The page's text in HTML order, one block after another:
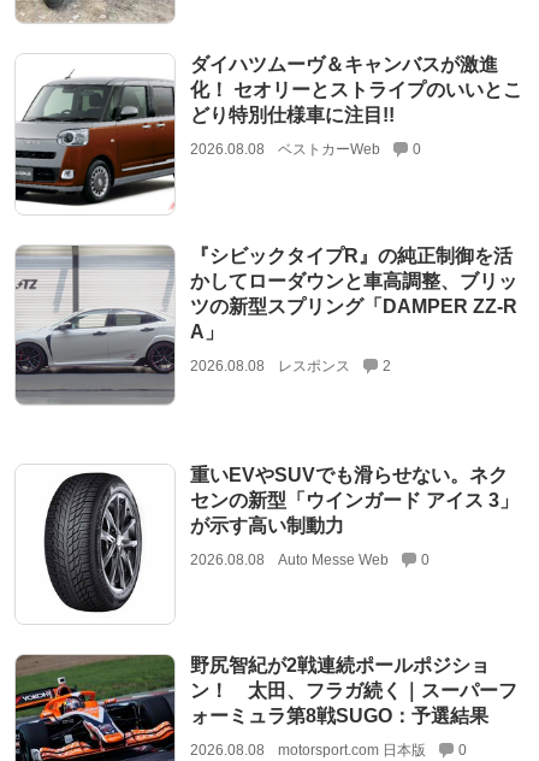
ダイハツムーヴ＆キャンバスが激進
化！ セオリーとストライプのいいとこ
どり特別仕様車に注目!!
2026.08.08 ベストカーWeb 0
『シビックタイプR』の純正制御を活
かしてローダウンと車高調整、ブリッ
ツの新型スプリング「DAMPER ZZ-R
A」
2026.08.08 レスポンス 2
重いEVやSUVでも滑らせない。ネク
センの新型「ウインガード アイス 3」
が示す高い制動力
2026.08.08 Auto Messe Web 0
野尻智紀が2戦連続ポールポジショ
ン！ 太田、フラガ続く｜スーパーフ
ォーミュラ第8戦SUGO：予選結果
2026.08.08 motorsport.com 日本版 0